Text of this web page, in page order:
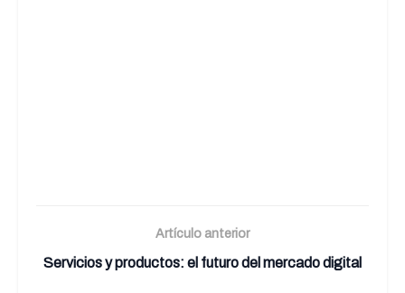
Artículo anterior
Servicios y productos: el futuro del mercado digital